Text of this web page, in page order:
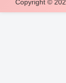
Copyright ©